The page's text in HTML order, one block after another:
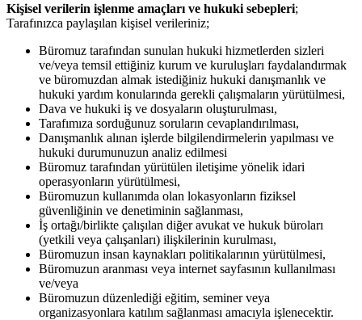
Kişisel verilerin işlenme amaçları ve hukuki sebepleri;
Tarafınızca paylaşılan kişisel verileriniz;
Büromuz tarafından sunulan hukuki hizmetlerden sizleri
ve/veya temsil ettiğiniz kurum ve kuruluşları faydalandırmak
ve büromuzdan almak istediğiniz hukuki danışmanlık ve
hukuki yardım konularında gerekli çalışmaların yürütülmesi,
Dava ve hukuki iş ve dosyaların oluşturulması,
Tarafımıza sorduğunuz soruların cevaplandırılması,
Danışmanlık alınan işlerde bilgilendirmelerin yapılması ve
hukuki durumunuzun analiz edilmesi
Büromuz tarafından yürütülen iletişime yönelik idari
operasyonların yürütülmesi,
Büromuzun kullanımda olan lokasyonların fiziksel
güvenliğinin ve denetiminin sağlanması,
İş ortağı/birlikte çalışılan diğer avukat ve hukuk büroları
(yetkili veya çalışanları) ilişkilerinin kurulması,
Büromuzun insan kaynakları politikalarının yürütülmesi,
Büromuzun aranması veya internet sayfasının kullanılması
ve/veya
Büromuzun düzenlediği eğitim, seminer veya
organizasyonlara katılım sağlanması amacıyla işlenecektir.